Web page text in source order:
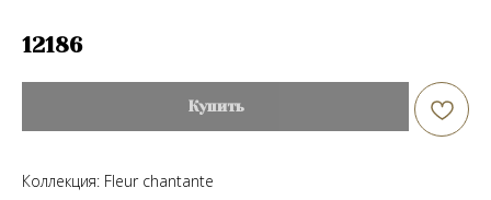
12186
Купить
Коллекция: Fleur chantante